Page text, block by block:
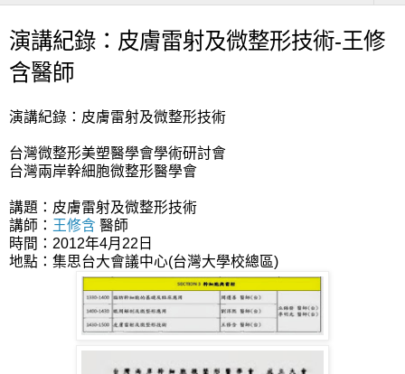
演講紀錄：皮膚雷射及微整形技術-王修
含醫師
演講紀錄：皮膚雷射及微整形技術
台灣微整形美塑醫學會學術研討會
台灣兩岸幹細胞微整形醫學會
講題：皮膚雷射及微整形技術
講師： 王修含 醫師
時間：2012年4月22日
地點：集思台大會議中心(台灣大學校總區)